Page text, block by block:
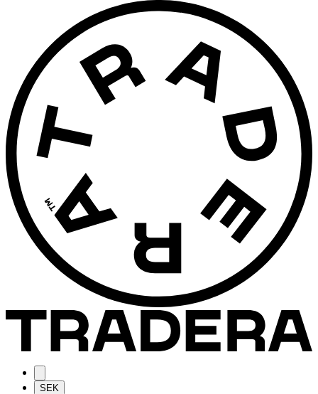
SEK